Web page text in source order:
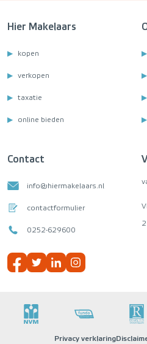
Hier Makelaars
kopen
verkopen
taxatie
online bieden
Contact
info@hiermakelaars.nl
contactformulier
0252-629600
Privacy verklaring